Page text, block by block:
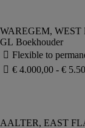
GL Boekhouder